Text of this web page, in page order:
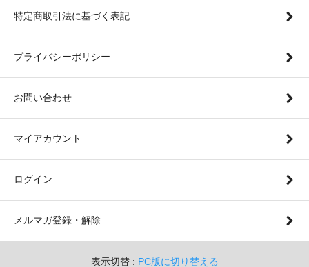
特定商取引法に基づく表記
プライバシーポリシー
お問い合わせ
マイアカウント
ログイン
メルマガ登録・解除
表示切替 : PC版に切り替える